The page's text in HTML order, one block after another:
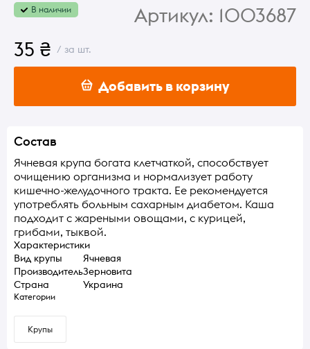
В наличии Артикул: 1003687
35 ₴ / за шт.
Добавить в корзину
Состав
Ячневая крупа богата клетчаткой, способствует
очищению организма и нормализует работу
кишечно-желудочного тракта. Ее рекомендуется
употреблять больным сахарным диабетом. Каша
подходит с жареными овощами, с курицей,
грибами, тыквой.
Характеристики
Вид крупы
Ячневая
ПроизводительЗерновита
Страна
Украина
Категории
Крупы